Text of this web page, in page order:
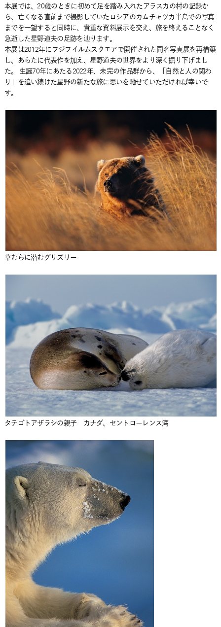
本展では、20歳のときに初めて足を踏み入れたアラスカの村の記録か
ら、亡くなる直前まで撮影していたロシアのカムチャツカ半島での写真
までを一望すると同時に、貴重な資料展示を交え、旅を終えることなく
急逝した星野道夫の足跡を辿ります。
本展は2012年にフジフイルムスクエアで開催された同名写真展を再構築
し、あらたに代表作を加え、星野道夫の世界をより深く掘り下げまし
た。 生誕70年にあたる2022年、未完の作品群から、「自然と人の関わ
り」を追い続けた星野の新たな旅に思いを馳せていただければ幸いで
す。
草むらに潜むグリズリー
タテゴトアザラシの親子 カナダ、セントローレンス湾